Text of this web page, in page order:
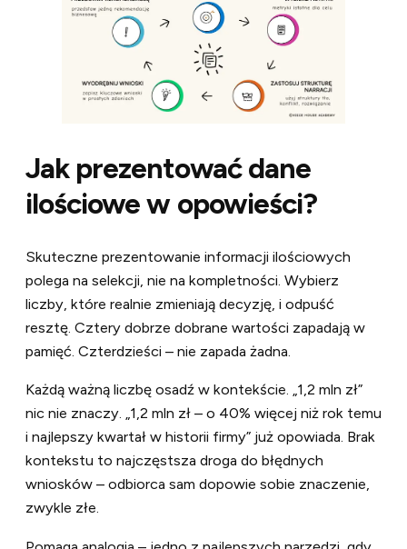
Jak prezentować dane
ilościowe w opowieści?
Skuteczne prezentowanie informacji ilościowych
polega na selekcji, nie na kompletności. Wybierz
liczby, które realnie zmieniają decyzję, i odpuść
resztę. Cztery dobrze dobrane wartości zapadają w
pamięć. Czterdzieści – nie zapada żadna.
Każdą ważną liczbę osadź w kontekście. „1,2 mln zł”
nic nie znaczy. „1,2 mln zł – o 40% więcej niż rok temu
i najlepszy kwartał w historii firmy” już opowiada. Brak
kontekstu to najczęstsza droga do błędnych
wniosków – odbiorca sam dopowie sobie znaczenie,
zwykle złe.